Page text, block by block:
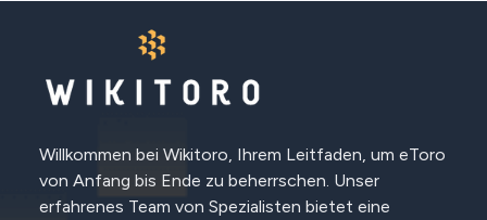
Willkommen bei Wikitoro, Ihrem Leitfaden, um eToro
von Anfang bis Ende zu beherrschen. Unser
erfahrenes Team von Spezialisten bietet eine